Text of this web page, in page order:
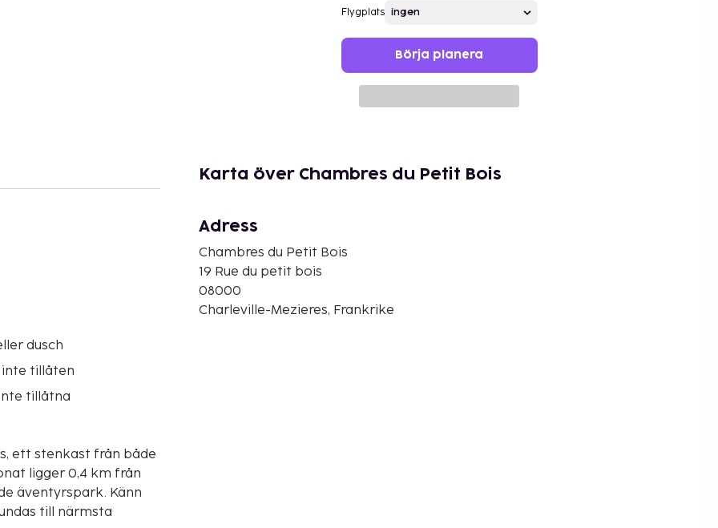
Flygplats
Börja planera
dusch
inte tillåten
tillåtna
ett stenkast från både
äventyrspark. Känn
till närmsta
Karta över Chambres du Petit Bois
Adress
Chambres du Petit Bois
19 Rue du petit bois
08000
Charleville-Mezieres, Frankrike